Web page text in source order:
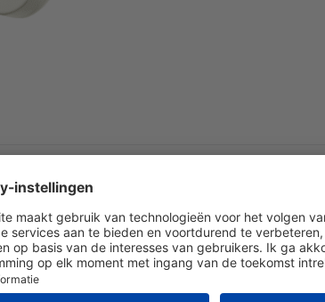
meerdere parameters die iets zeggen
PM10), vluchtige organische stoffen (TVOC),
naar het internet of een ander
gemeten om daarmee de ventilatie
kunnen aerosolen in de lucht bij